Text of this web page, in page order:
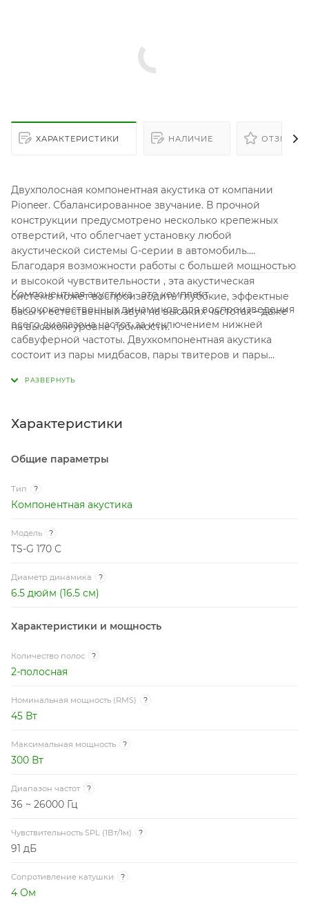
ХАРАКТЕРИСТИКИ НАЛИЧИЕ ОТЗЫВЫ
Двухполосная компонентная акустика от компании
Pioneer. Сбалансированное звучание. В прочной
конструкции предусмотрено несколько крепежных
отверстий, что облегчает установку любой
акустической системы G-серии в автомобиль.
Благодаря возможности работы с большей мощностью
и высокой чувствительности , эта акустическая
система может воспроизводить глубокие, эффектные
басы и естественный звук на высоких частотах – даже
на высоком уровне громкости.
Компонентная акустика - это комплект
высококачественных динамиков для воспроизведения
всего диапазона частот, за исключением нижней
сабвуферной частоты. Двухкомпонентная акустика
состоит из пары мидбасов, пары твитеров и пары
аудиосистеме добавляются пара среднечастотных
Характеристики
Общие параметры
Тип ?
Компонентная акустика
Модель ?
TS-G 170 C
Диаметр динамика ?
6.5 дюйм (16.5 см)
Характеристики и мощность
Количество полос ?
2-полосная
Номинальная мощность (RMS) ?
45 Вт
Максимальная мощность ?
300 Вт
Диапазон частот ?
36 ~ 26000 Гц
Чувствительность SPL (1Вт/1м) ?
91 дБ
Сопротивление катушки ?
4 Ом